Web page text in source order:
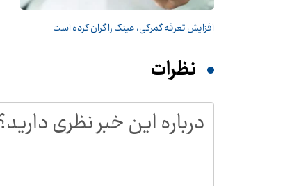
افزایش تعرفه گمرکی، عینک را گران کرده است
نظرات